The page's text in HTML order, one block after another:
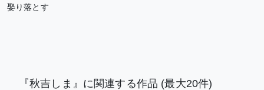
娶り落とす
『秋吉しま』に関連する作品 (最大20件)